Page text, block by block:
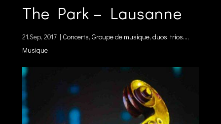
The Park – Lausanne
21,Sep, 2017| Concerts, Groupe de musique, duos, trios...,
Musique